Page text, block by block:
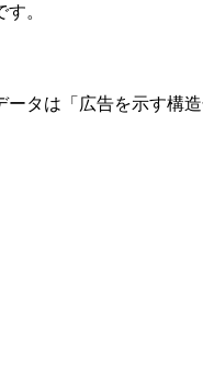
。
タは「広告を示す構